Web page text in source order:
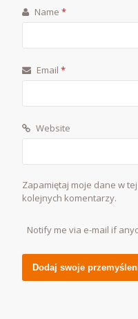
Name*
Email*
Website
Zapamiętaj moje dane w
kolejnych komentarzy.
Notify me via e-mail if